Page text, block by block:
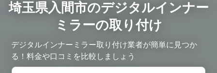
埼玉県入間市のデジタルインナー
ミラーの取り付け
デジタルインナーミラー取り付け業者が簡単に見つか
る！料金や口コミを比較しましょう ​